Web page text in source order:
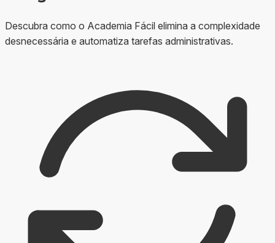
Descubra como o Academia Fácil elimina a complexidade
desnecessária e automatiza tarefas administrativas.